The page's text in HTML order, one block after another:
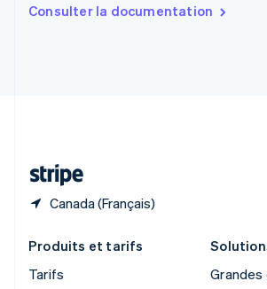
Consulter la documentation
Canada (Français)
English
Produits et tarifs
Tarifs